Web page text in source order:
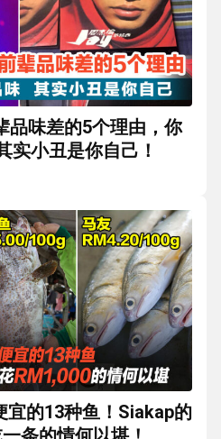
品味差的5个理由，你
你有过人品味 其实小丑是你自己！
宜的13种鱼！Siakap的